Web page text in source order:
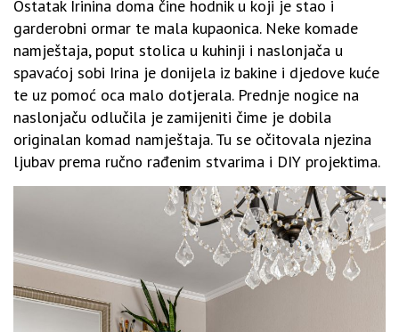
Ostatak Irinina doma čine hodnik u koji je stao i
garderobni ormar te mala kupaonica. Neke komade
namještaja, poput stolica u kuhinji i naslonjača u
spavaćoj sobi Irina je donijela iz bakine i djedove kuće
te uz pomoć oca malo dotjerala. Prednje nogice na
naslonjaču odlučila je zamijeniti čime je dobila
originalan komad namještaja. Tu se očitovala njezina
ljubav prema ručno rađenim stvarima i DIY projektima.